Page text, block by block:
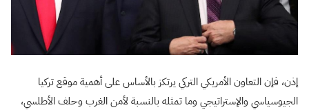
إذن، فإن التعاون الأمريكي التركي يرتكز بالأساس على أهمية موقع تركيا
الجيوسياسي والإستراتيجي وما تمثله بالنسبة لأمن الغرب وحلف الأطلسي،